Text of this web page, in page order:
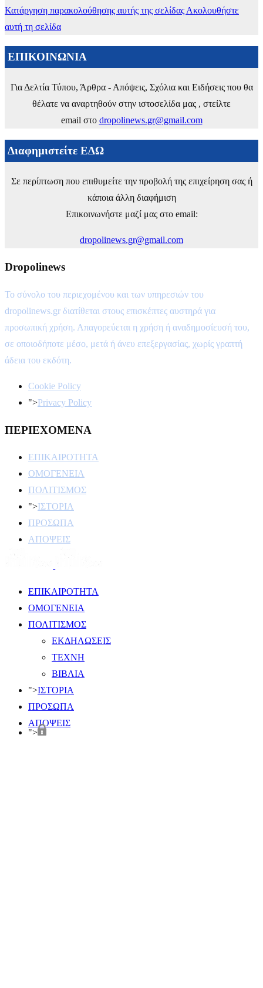
Κατάργηση παρακολούθησης αυτής της σελίδας Ακολουθήστε
αυτή τη σελίδα
ΕΠΙΚΟΙΝΩΝΙΑ
Για Δελτία Τύπου, Άρθρα - Απόψεις, Σχόλια και Ειδήσεις που θα
θέλατε να αναρτηθούν στην ιστοσελίδα μας , στείλτε
email στο dropolinews.gr@gmail.com
Διαφημιστείτε ΕΔΩ
Σε περίπτωση που επιθυμείτε την προβολή της επιχείρηση σας ή
κάποια άλλη διαφήμιση
Επικοινωνήστε μαζί μας στο email:
dropolinews.gr@gmail.com
Dropolinews
Το σύνολο του περιεχομένου και των υπηρεσιών του
dropolinews.gr διατίθεται στους επισκέπτες αυστηρά για
προσωπική χρήση. Απαγορεύεται η χρήση ή αναδημοσίευσή του,
σε οποιοδήποτε μέσο, μετά ή άνευ επεξεργασίας, χωρίς γραπτή
άδεια του εκδότη.
Cookie Policy
">Privacy Policy
ΠΕΡΙΕΧΟΜΕΝΑ
ΕΠΙΚΑΙΡΟΤΗΤΑ
ΟΜΟΓΕΝΕΙΑ
ΠΟΛΙΤΙΣΜΟΣ
">ΙΣΤΟΡΙΑ
ΠΡΟΣΩΠΑ
ΑΠΟΨΕΙΣ
ΕΠΙΚΑΙΡΟΤΗΤΑ
ΟΜΟΓΕΝΕΙΑ
ΠΟΛΙΤΙΣΜΟΣ
ΕΚΔΗΛΩΣΕΙΣ
ΤΕΧΝΗ
ΒΙΒΛΙΑ
">ΙΣΤΟΡΙΑ
ΠΡΟΣΩΠΑ
ΑΠΟΨΕΙΣ
">